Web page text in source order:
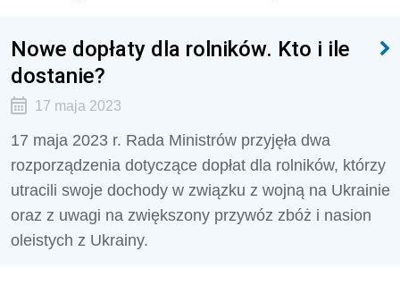
Nowe dopłaty dla rolników. Kto i ile
dostanie?
17 maja 2023
17 maja 2023 r. Rada Ministrów przyjęła dwa
rozporządzenia dotyczące dopłat dla rolników, którzy
utracili swoje dochody w związku z wojną na Ukrainie
oraz z uwagi na zwiększony przywóz zbóż i nasion
oleistych z Ukrainy.